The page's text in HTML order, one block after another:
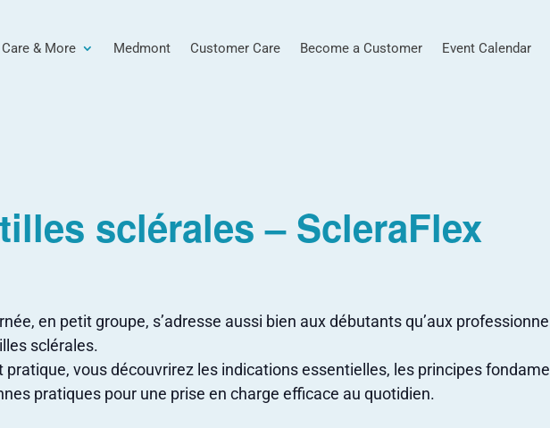
& More Medmont Customer Care Become a Customer Event Calendar
sclérales – ScleraFlex
en petit groupe, s’adresse aussi bien aux débutants qu’aux
sclérales.
vous découvrirez les indications essentielles, les principes
pratiques pour une prise en charge efficace au quotidien.